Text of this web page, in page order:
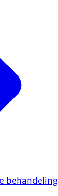
behandeling